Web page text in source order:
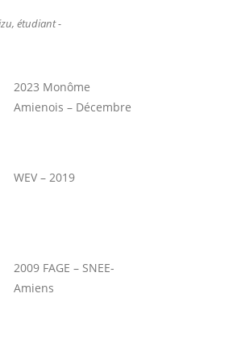
étudiant -
2023 Monôme
Amienois – Décembre
WEV – 2019
2009 FAGE – SNEE-
Amiens